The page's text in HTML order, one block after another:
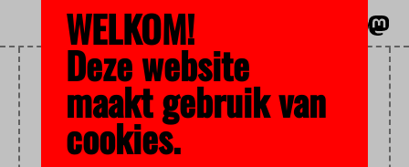
SAP
WELKOM!
Deze website
maakt gebruik van
cookies.